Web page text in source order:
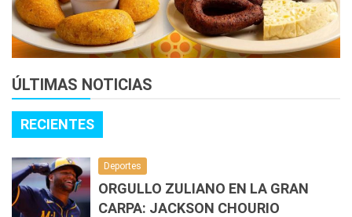
ÚLTIMAS NOTICIAS
RECIENTES
Deportes
ORGULLO ZULIANO EN LA GRAN
CARPA: JACKSON CHOURIO